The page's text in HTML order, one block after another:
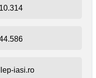
iasi.ro